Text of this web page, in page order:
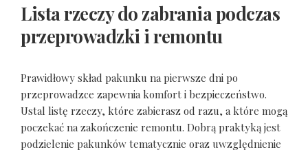
Lista rzeczy do zabrania podczas
przeprowadzki i remontu
Prawidłowy skład pakunku na pierwsze dni po
przeprowadzce zapewnia komfort i bezpieczeństwo.
Ustal listę rzeczy, które zabierasz od razu, a które mogą
poczekać na zakończenie remontu. Dobrą praktyką jest
podzielenie pakunków tematycznie oraz uwzględnienie